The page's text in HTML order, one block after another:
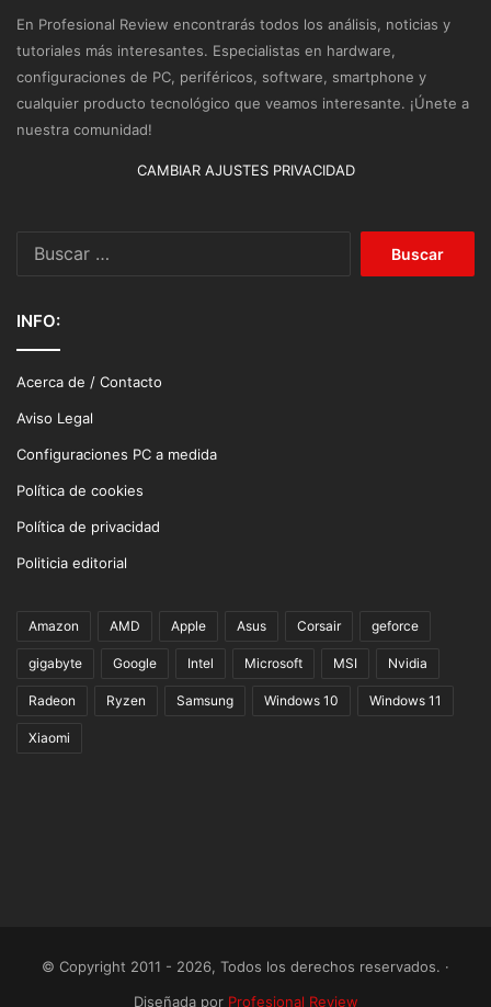
En Profesional Review encontrarás todos los análisis, noticias y
tutoriales más interesantes. Especialistas en hardware,
configuraciones de PC, periféricos, software, smartphone y
cualquier producto tecnológico que veamos interesante. ¡Únete a
nuestra comunidad!
CAMBIAR AJUSTES PRIVACIDAD
INFO:
Acerca de / Contacto
Aviso Legal
Configuraciones PC a medida
Política de cookies
Política de privacidad
Politicia editorial
Amazon AMD Apple Asus Corsair geforce
gigabyte Google Intel Microsoft MSI Nvidia
Radeon Ryzen Samsung Windows 10 Windows 11
Xiaomi
© Copyright 2011 - 2026, Todos los derechos reservados. ·
Diseñada por Profesional Review